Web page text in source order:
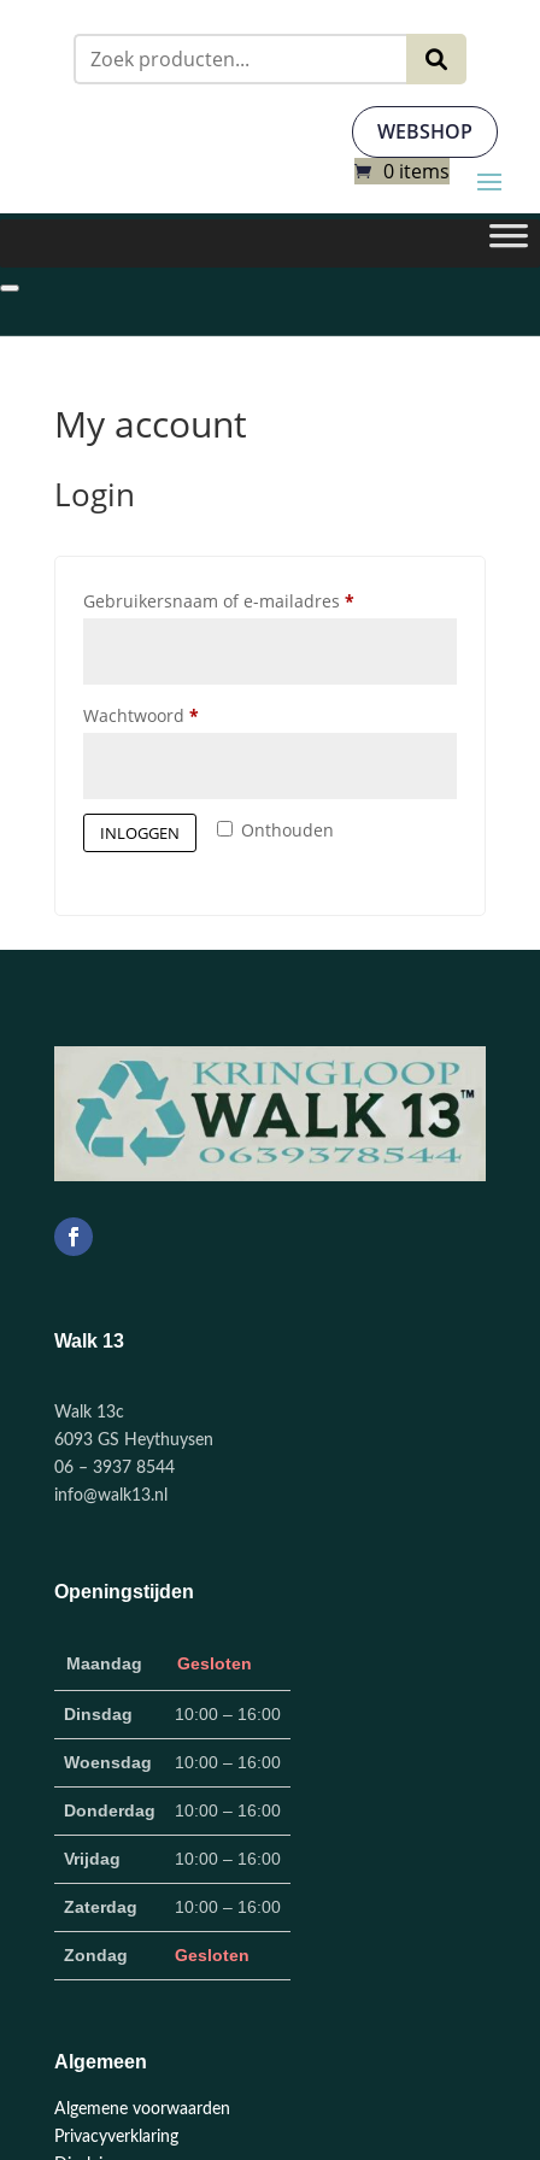
WEBSHOP
0 items
My account
Login
Gebruikersnaam of e-mailadres *Vereist
Wachtwoord *Vereist
Onthouden
INLOGGEN
Walk 13
Walk 13c
6093 GS Heythuysen
06 – 3937 8544
info@walk13.nl
Openingstijden
Maandag Gesloten
Dinsdag 10:00 – 16:00
Woensdag 10:00 – 16:00
Donderdag 10:00 – 16:00
Vrijdag 10:00 – 16:00
Zaterdag 10:00 – 16:00
Zondag Gesloten
Algemeen
Algemene voorwaarden
Privacyverklaring